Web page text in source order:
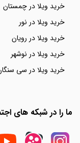
خرید ویلا در چمستان
خرید ویلا در نور
خرید ویلا در رویان
خرید ویلا در نوشهر
خرید ویلا در سی
ما را در شبکه های